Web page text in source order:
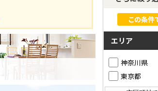
エリア
神奈川県
東京都